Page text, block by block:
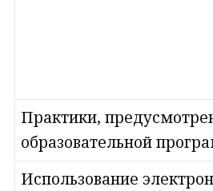
Практики,
образовательной
Использование